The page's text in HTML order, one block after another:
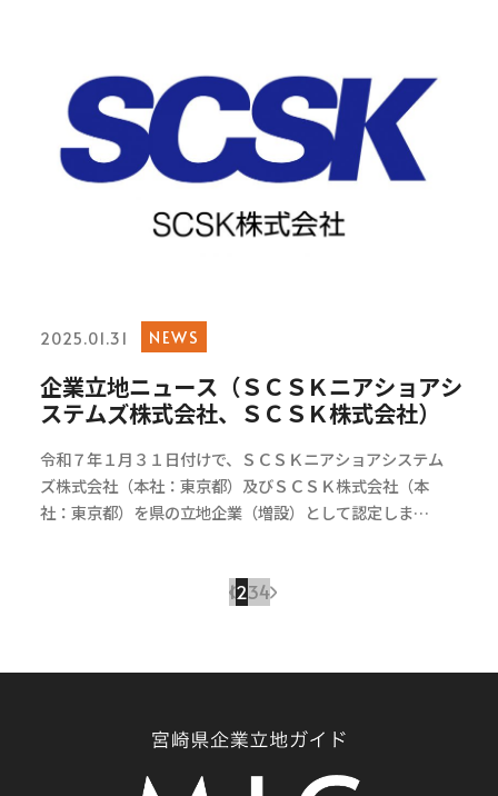
2025.01.31 NEWS
企業立地ニュース（ＳＣＳＫニアショアシ
ステムズ株式会社、ＳＣＳＫ株式会社）
令和７年１月３１日付けで、ＳＣＳＫニアショアシステム
ズ株式会社（本社：東京都）及びＳＣＳＫ株式会社（本
社：東京都）を県の立地企業（増設）として認定しま…
1234